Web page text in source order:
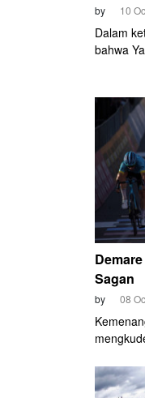
by 10
Dalam
bahwa
Sagan
by 08
duduk di